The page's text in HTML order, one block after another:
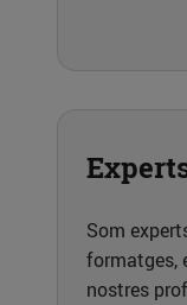
Som
formatges,
nostres